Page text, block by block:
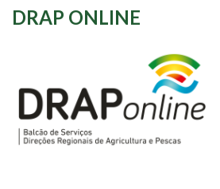
DRAP ONLINE